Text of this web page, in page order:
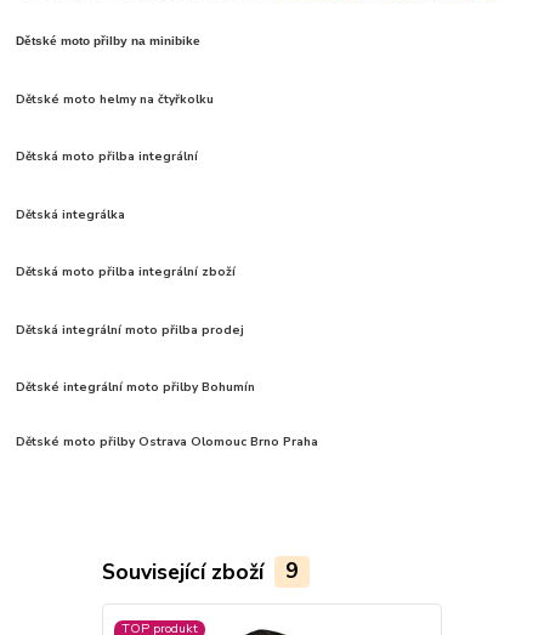
Dětské moto přilby na minibike
Dětské moto helmy na čtyřkolku
Dětská moto přilba integrální
Dětská integrálka
Dětská moto přilba integrální zboží
Dětská integrální moto přilba prodej
Dětské integrální moto přilby Bohumín
Dětské moto přilbyOstrava Olomouc Brno Praha
Související zboží 9
TOP produkt